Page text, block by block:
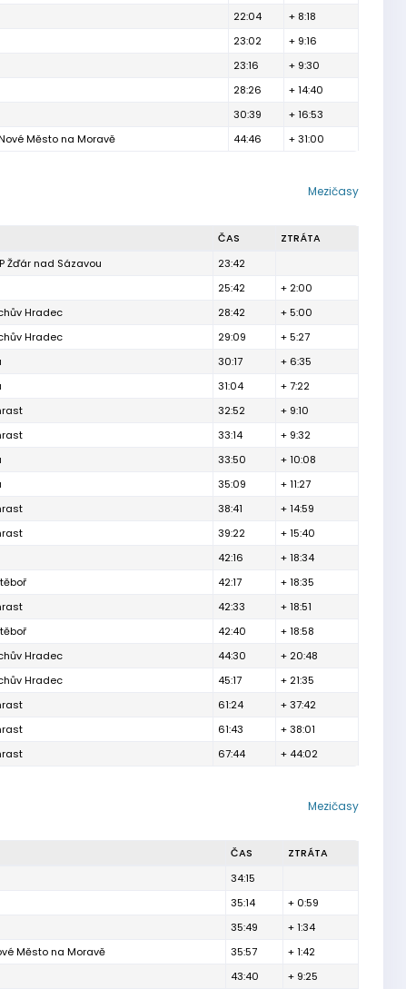
22:04
+ 8:18
23:02
+ 9:16
23:16
+ 9:30
28:26
+ 14:40
30:39
+ 16:53
Město na Moravě 44:46 + 31:00
Mezičasy
ČAS
ZTRÁTA
Žďár nad Sázavou
23:42
25:42
+ 2:00
Hradec 28:42
+ 5:00
Hradec 29:09
+ 5:27
30:17
+ 6:35
31:04
+ 7:22
32:52
+ 9:10
33:14
+ 9:32
33:50
+ 10:08
35:09
+ 11:27
38:41
+ 14:59
39:22
+ 15:40
42:16
+ 18:34
42:17
+ 18:35
42:33
+ 18:51
42:40
+ 18:58
Hradec 44:30
+ 20:48
Hradec 45:17
+ 21:35
61:24
+ 37:42
61:43
+ 38:01
67:44 + 44:02
Mezičasy
ČAS
ZTRÁTA
34:15
35:14
+ 0:59
35:49
+ 1:34
Město na Moravě 35:57
+ 1:42
43:40
+ 9:25